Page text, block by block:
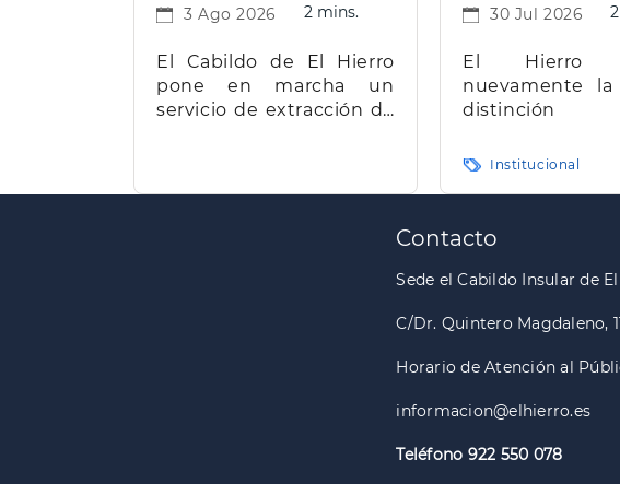
3 Ago 2026 2 mins.
El Cabildo de El Hierro
pone en marcha un
servicio de extracción de
30 Jul 2026
El Hierro
nuevamente la
Canarias
Institucional
Paginación
Contacto
Sede el Cabildo Insular de
C/Dr. Quintero Magdaleno,
Horario de Atención al
informacion@elhierro.es
Teléfono 922 550 078